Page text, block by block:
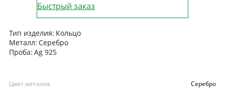
Быстрый заказ
Тип изделия: Кольцо
Металл: Серебро
Проба: Ag 925
Цвет металла
Серебро